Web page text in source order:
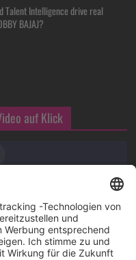
Talent Intelligence drive real
BAJAJ?
auf Klick